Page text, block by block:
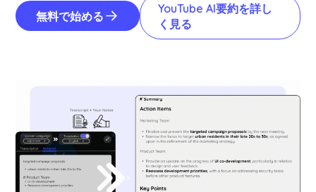
無料で始める
YouTube AI要約を詳し
く見る